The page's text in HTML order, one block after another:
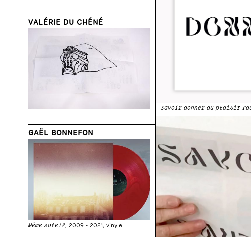
VALÉRIE DU CHÉNÉ
GAËL BONNEFON
Même soleil , 2009 - 2021, vinyle
Savoir donner du plaisir